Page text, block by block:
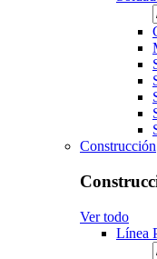
Construcción
Ver todo
Línea